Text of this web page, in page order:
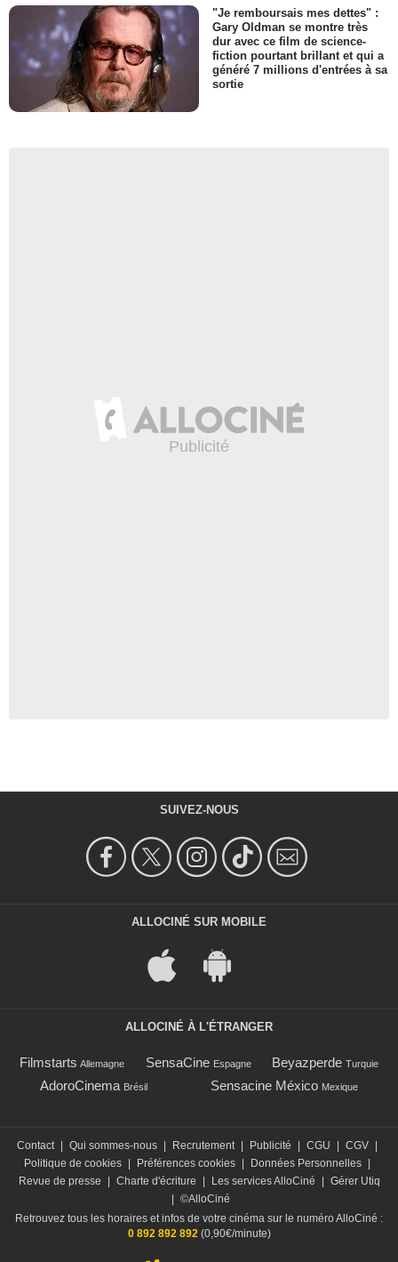
"Je remboursais mes dettes" :
Gary Oldman se montre très
dur avec ce film de science-
fiction pourtant brillant et qui a
généré 7 millions d'entrées à sa
sortie
SUIVEZ-NOUS
ALLOCINÉ SUR MOBILE
ALLOCINÉ À L'ÉTRANGER
Filmstarts Allemagne SensaCine Espagne Beyazperde Turquie
AdoroCinema Brésil Sensacine México Mexique
Contact Qui sommes-nous Recrutement Publicité CGU CGV
Politique de cookies
Préférences cookies Données Personnelles
Revue de presse
Charte d'écriture Les services AlloCiné
Gérer Utiq
©AlloCiné
Retrouvez tous les horaires et infos de votre cinéma sur le numéro AlloCiné :
0 892 892 892(0,90€/minute)